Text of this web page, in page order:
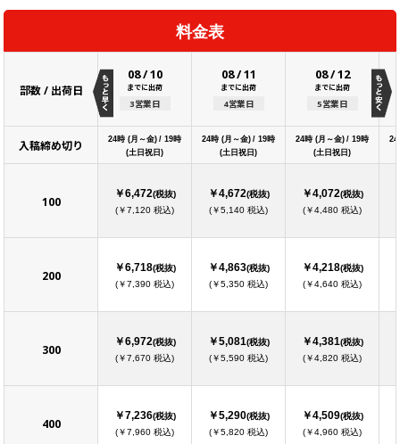
料金表
部数 / 出荷日
08/10
までに出荷
3営業日
08/11
までに出荷
4営業日
08/12
までに出荷
5営業日
入稿締め切り 24時 (月～金) / 19時
(土日祝日)
24時 (月～金) / 19時
(土日祝日)
24時 (月～金) / 19時
(土日祝日)
24
100
￥6,472(税抜)
(￥7,120 税込)
￥4,672(税抜)
(￥5,140 税込)
￥4,072(税抜)
(￥4,480 税込)
200
￥6,718(税抜)
(￥7,390 税込)
￥4,863(税抜)
(￥5,350 税込)
￥4,218(税抜)
(￥4,640 税込)
300
￥6,972(税抜)
(￥7,670 税込)
￥5,081(税抜)
(￥5,590 税込)
￥4,381(税抜)
(￥4,820 税込)
400
￥7,236(税抜)
(￥7,960 税込)
￥5,290(税抜)
(￥5,820 税込)
￥4,509(税抜)
(￥4,960 税込)